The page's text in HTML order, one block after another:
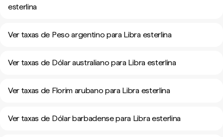
esterlina
Ver taxas de Peso argentino para Libra esterlina
Ver taxas de Dólar australiano para Libra esterlina
Ver taxas de Florim arubano para Libra esterlina
Ver taxas de Dólar barbadense para Libra esterlina